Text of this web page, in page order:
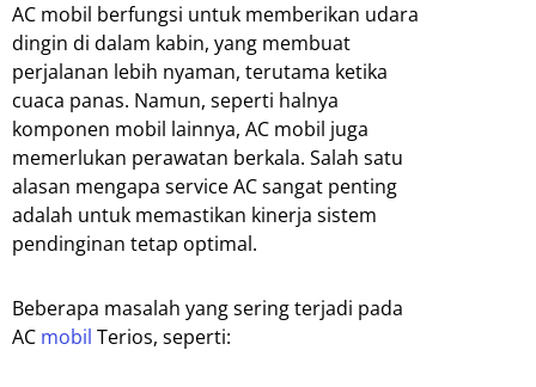
AC mobil berfungsi untuk memberikan udara
dingin di dalam kabin, yang membuat
perjalanan lebih nyaman, terutama ketika
cuaca panas. Namun, seperti halnya
komponen mobil lainnya, AC mobil juga
memerlukan perawatan berkala. Salah satu
alasan mengapa service AC sangat penting
adalah untuk memastikan kinerja sistem
pendinginan tetap optimal.
Beberapa masalah yang sering terjadi pada
AC mobil Terios, seperti: